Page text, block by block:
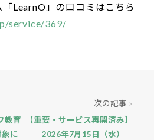
LearnO」の口コミはこちら
service/369/
教育
に
次の記事 >
【重要・サービス再開済み】
2026年7月15日（水）